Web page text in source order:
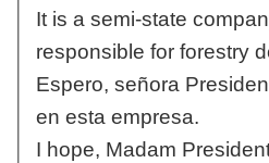
It is a semi-state
responsible for forestry
Espero, señora
en esta empresa.
I hope, Madam